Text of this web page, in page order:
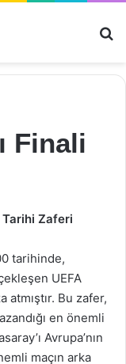
Finali
Tarihi Zaferi
tarihinde,
UEFA
atmıştır. Bu zafer,
en önemli
Avrupa’nın
maçın arka